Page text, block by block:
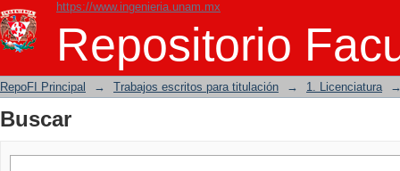
https://www.ingenieria.unam.mx
Repositorio
Buscar
RepoFI Principal → Trabajos escritos para titulación → 1. Licenciatura
Buscar